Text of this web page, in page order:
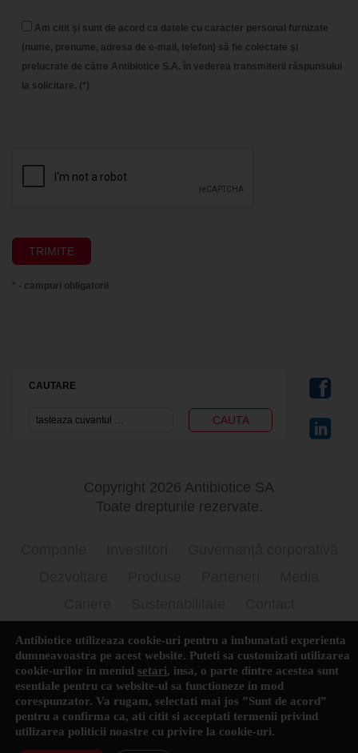
Am citit și sunt de acord ca datele cu caracter personal furnizate
(nume, prenume, adresa de e-mail, telefon) să fie colectate și
prelucrate de către Antibiotice S.A. în vederea transmiterii răspunsului
la solicitare. (*)
* - campuri obligatorii
CAUTARE
Copyright 2026 Antibiotice SA
Toate drepturile rezervate.
Prelucrarea datelor cu caracter personal
Antibiotice utilizeaza cookie-uri pentru a imbunatati experienta
dumneavoastra pe acest website. Puteti sa customizati utilizarea
cookie-urilor in meniul setari, insa, o parte dintre acestea sunt
esentiale pentru ca website-ul sa functioneze in mod
corespunzator. Va rugam, selectati mai jos ”Sunt de acord”
pentru a confirma ca, ati citit si acceptati termenii privind
utilizarea politicii noastre cu privire la cookie-uri.
English( Engleză) Română